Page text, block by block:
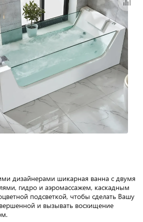
дизайнерами шикарная ванна с двумя
гидро и аэромассажем, каскадным
подсветкой, чтобы сделать Вашу
и вызывать восхищение